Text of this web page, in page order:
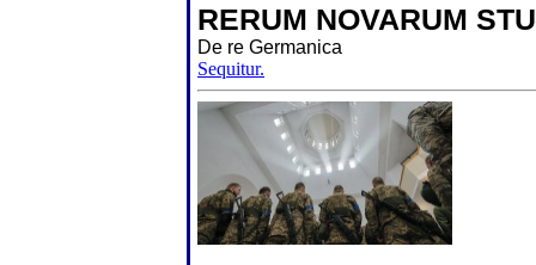
RERUM NOVARUM
De re Germanica
Sequitur.